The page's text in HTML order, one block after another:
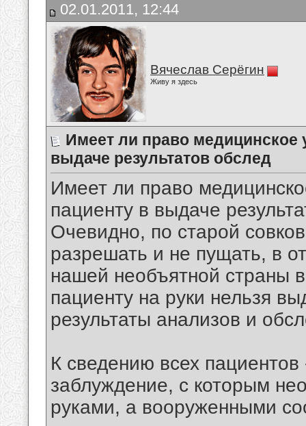
02.01.2011, 12:44
Вячеслав Серёгин
Живу я здесь
Имеет ли право медицинское
выдаче результатов обслед
Имеет ли право
пациенту в выдаче
Очевидно, по старой
разрешать и не пущать, в
нашей необъятной страны
пациенту на руки нельзя
результаты анализов и
К сведению всех
заблуждение, с которым
руками, а вооруженными